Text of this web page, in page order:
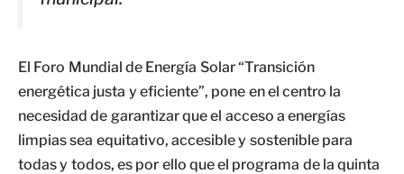
El Foro Mundial de Energía Solar “Transición
energética justa y eficiente”, pone en el centro la
necesidad de garantizar que el acceso a energías
limpias sea equitativo, accesible y sostenible para
todas y todos, es por ello que el programa de la quinta